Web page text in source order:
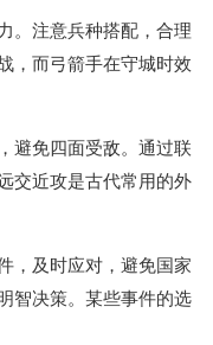
。注意兵种搭配，合理
，而弓箭手在守城时效
避免四面受敌。通过联
交近攻是古代常用的外
，及时应对，避免国家
智决策。某些事件的选